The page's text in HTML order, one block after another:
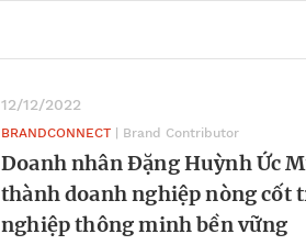
12/12/2022
BRANDCONNECT | Brand Contributor
Doanh nhân Đặng Huỳnh Ức
thành doanh nghiệp nòng cốt
nghiệp thông minh bền vững